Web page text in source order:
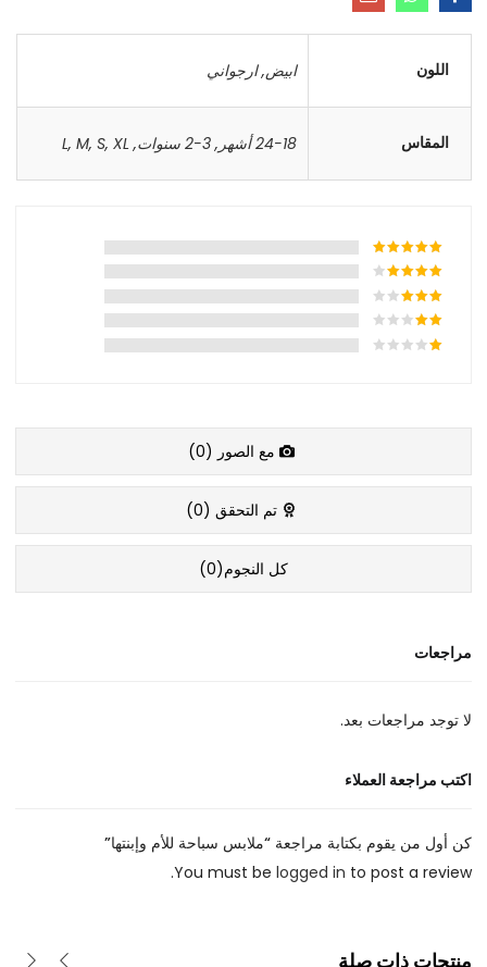
اللون ابيض,ارجواني
المقاس 24-18 أشهر ,3-2 سنوات ,
L, M, S, XL
مع الصور (0
)
تم التحقق (0
)
كل النجوم(0
)
مراجعات
لا توجد مراجعات بعد.
اكتب مراجعة العملاء
كن أول من يقوم بكتابة مراجعة “ملابس سباحة للأم وإبنتها”
You must be logged in to post a review.
منتجات ذات صلة